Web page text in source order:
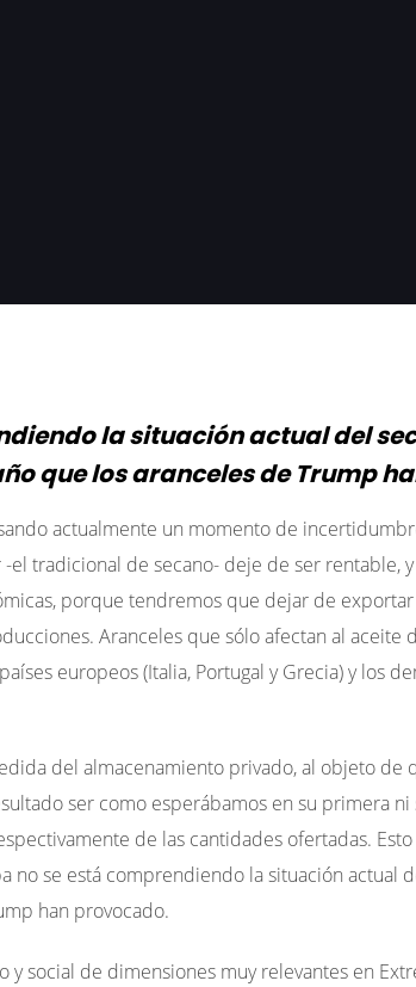
la situación actual del
que los aranceles de Trump
actualmente un momento de
tradicional de secano- deje de ser rentable,
porque tendremos que dejar de
Aranceles que sólo afectan al aceite
europeos (Italia, Portugal y Grecia) y los
del almacenamiento privado, al objeto de
ser como esperábamos en su primera
de las cantidades ofertadas.
no se está comprendiendo la situación actual
han provocado.
y social de dimensiones muy relevantes en